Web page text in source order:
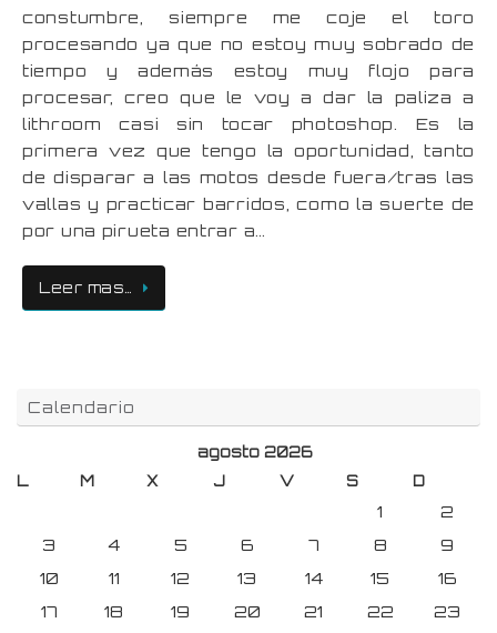
constumbre, siempre me coje el toro
procesando ya que no estoy muy sobrado de
tiempo y además estoy muy flojo para
procesar, creo que le voy a dar la paliza a
lithroom casi sin tocar photoshop. Es la
primera vez que tengo la oportunidad, tanto
de disparar a las motos desde fuera/tras las
vallas y practicar barridos, como la suerte de
por una pirueta entrar a…
Leer mas…
Calendario
agosto 2026
L
M X J V S D
1
2
3
4 5 6 7 8
9
10
11 12 13 14 15
16
17
18 19 20 21 22
23